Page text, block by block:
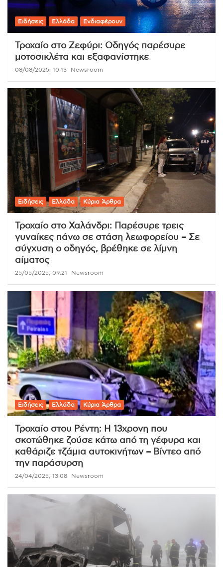
Ειδήσεις Ελλάδα Ενδιαφέρουν
Τροχαίο στο Ζεφύρι: Οδηγός παρέσυρε
μοτοσικλέτα και εξαφανίστηκε
08/08/2025, 10:13 Newsroom
Ειδήσεις Ελλάδα Κύρια Άρθρα
Τροχαίο στο Χαλάνδρι: Παρέσυρε τρεις
γυναίκες πάνω σε στάση λεωφορείου – Σε
σύγχυση ο οδηγός, βρέθηκε σε λίμνη
αίματος
25/05/2025, 09:21 Newsroom
Ειδήσεις Ελλάδα Κύρια Άρθρα
Τροχαίο στου Ρέντη: Η 13χρονη που
σκοτώθηκε ζούσε κάτω από τη γέφυρα και
καθάριζε τζάμια αυτοκινήτων – Βίντεο από
την παράσυρση
24/04/2025, 13:08 Newsroom